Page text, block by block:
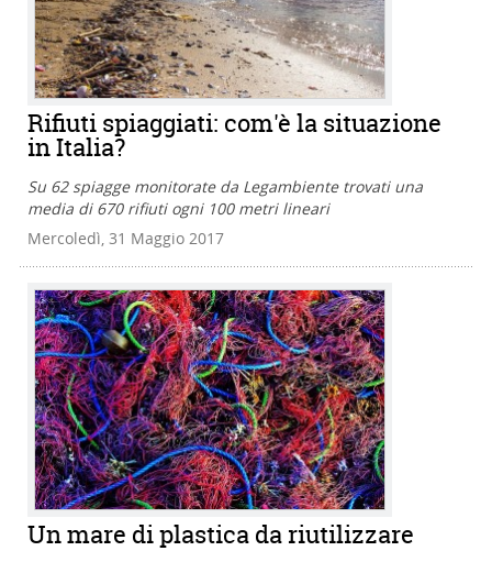
Rifiuti spiaggiati: com'è la situazione
in Italia?
Su 62 spiagge monitorate da Legambiente trovati una
media di 670 rifiuti ogni 100 metri lineari
Mercoledì, 31 Maggio 2017
Un mare di plastica da riutilizzare